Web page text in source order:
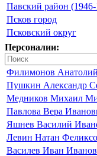
Павский район
Псков город
Псковский округ
Персоналии:
Филимонов
Пушкин Александр
Медников Михаил
Павлова Вера
Яшнев Василий
Левин Натан
Василев Иван